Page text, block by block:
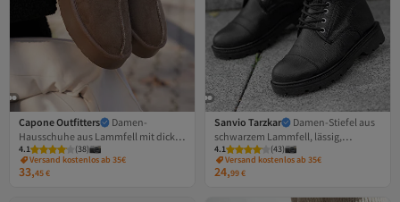
Capone Outfitters
Damen-
Hausschuhe aus Lammfell mit dicker
Sohle und runder Zehenpartie
4.1 (38)
Versand kostenlos ab 35€
33,45€
Sanvio Tarzkar
Damen-Stiefel aus
schwarzem Lammfell, lässig,
bequem, kalt und wasserdicht,
robust, garantiert rutschfeste Sohle
4.1 (43)
Versand kostenlos ab 35€
24,99€